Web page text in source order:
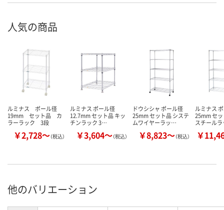
人気の商品
ルミナス ポール径
19mm セット品 カ
ラーラック 3段
￥2,728～（税込）
ルミナス ポール径
12.7mm セット品 キッ
チンラック 3…
￥3,604～（税込）
ドウシシャ ポール径
25mm セット品 システ
ムワイヤーラッ…
￥8,823～（税込）
ルミナス
25mm セ
スチール
￥
他のバリエーション